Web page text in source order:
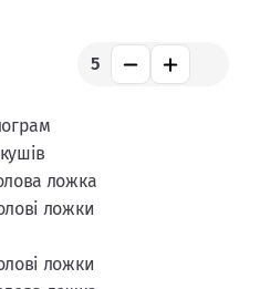
5
ложка
ложки
ложки